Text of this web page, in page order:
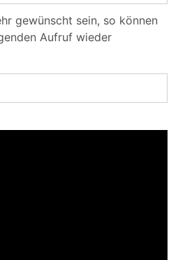
gewünscht sein, so können
Aufruf wieder